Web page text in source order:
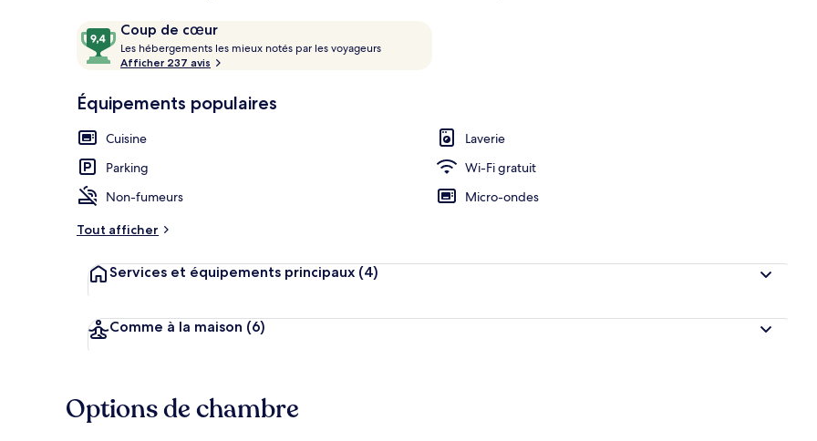
Avis
voyageurs
Coup de cœur
9,4
sur
10,
de
Les hébergements les mieux notés par les voyageurs
n
Afficher 237 avis
Équipements populaires
Cuisine
Laverie
Parking
Wi-Fi gratuit
Non-fumeurs
Micro-ondes
Tout afficher
Services et équipements principaux (4)
Comme à la maison (6)
Options de chambre